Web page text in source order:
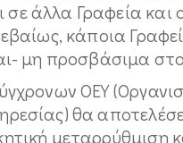
άλλα Γραφεία και
κάποια
μη προσβάσιμα
ΟΕΥ
θα
μεταρρύθμιση